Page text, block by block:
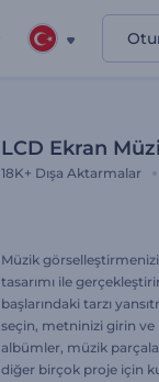
LCD Ekran
18K+ Dışa Aktarmalar
Müzik
tasarımı ile
başlarındaki tarzı
seçin, metninizi girin ve
albümler, müzik
diğer birçok proje için